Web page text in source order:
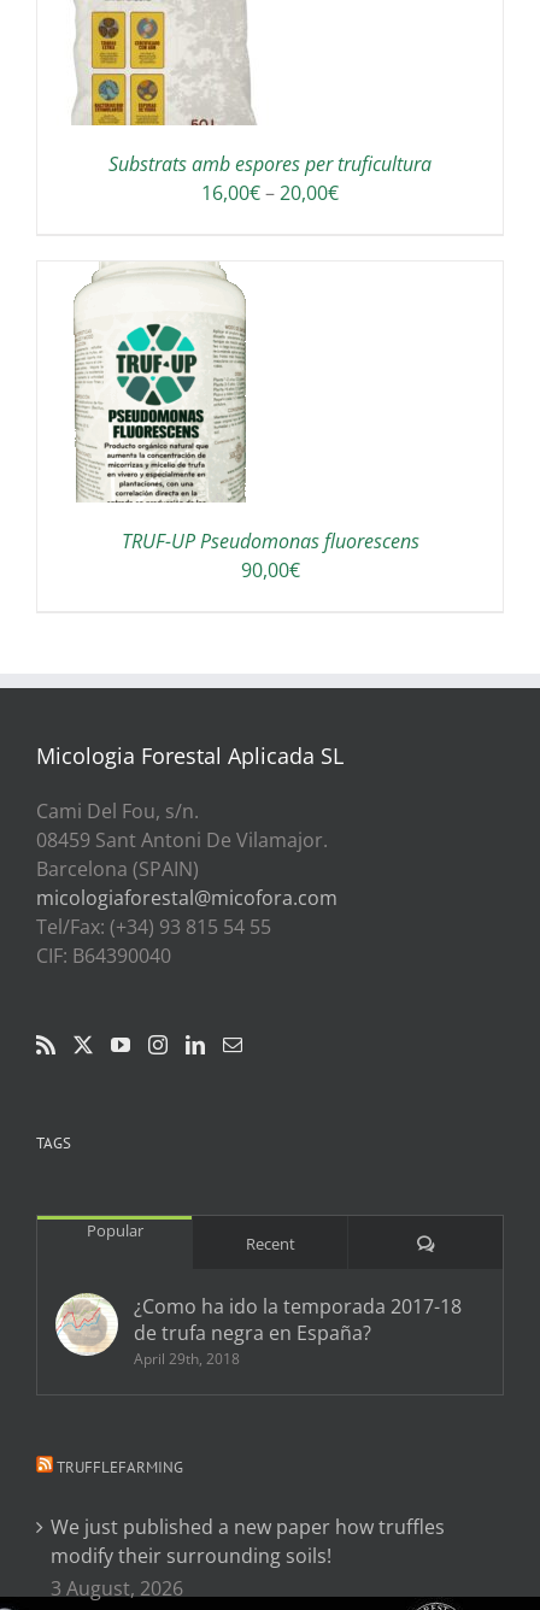
Substrats amb espores per truficultura
16,00€–20,00€Interval
TRUF-UP Pseudomonas fluorescens
90,00€
Micologia Forestal Aplicada SL
Cami Del Fou, s/n.
08459 Sant Antoni De Vilamajor.
Barcelona (SPAIN)
micologiaforestal@micofora.com
Tel/Fax: (+34) 93 815 54 55
CIF: B64390040
TAGS
Popular
Recent Comments
¿Como ha ido la temporada 2017-18
de trufa negra en España?
April 29th, 2018
TRUFFLEFARMING
We just published a new paper how truffles
modify their surrounding soils!
3 August, 2026